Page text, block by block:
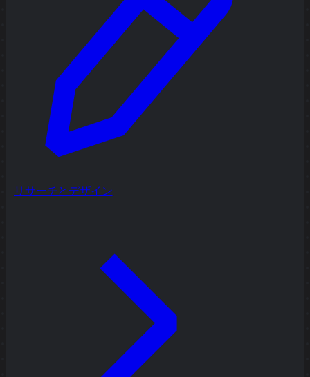
リサーチとデザイン